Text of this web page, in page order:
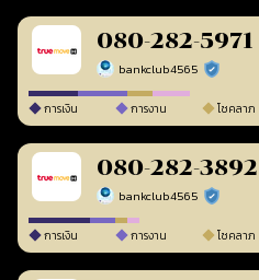
080-282-5971
bankclub4565 ร้านยืนยันแล้ว
การเงิน การงาน โชคลาภ
080-282-3892
bankclub4565 ร้านยืนยันแล้ว
การเงิน การงาน โชคลาภ